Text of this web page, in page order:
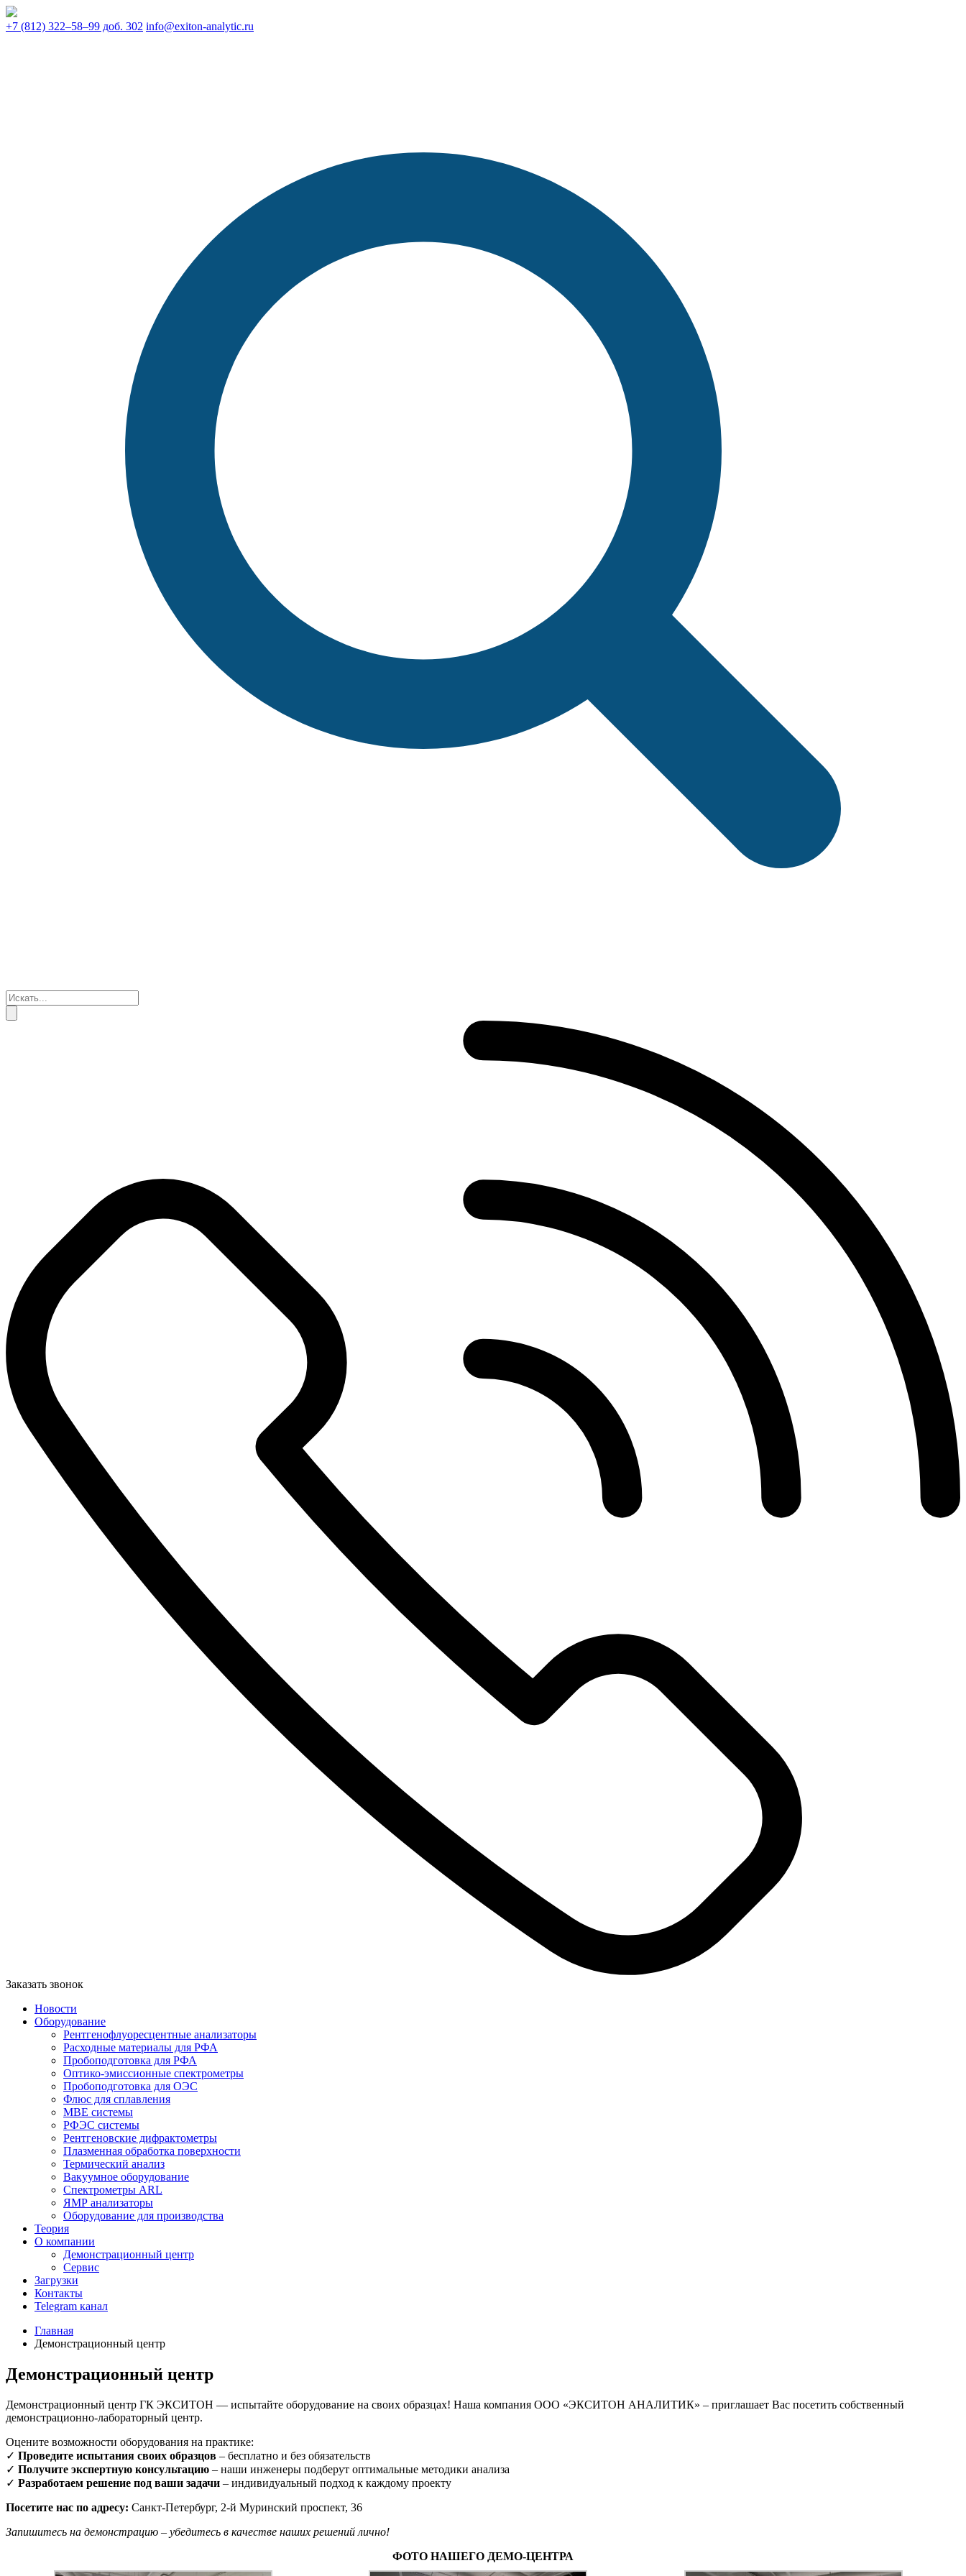
+7 (812) 322–58–99 доб. 302 info@exiton-analytic.ru
Заказать звонок
Новости
Оборудование
Рентгенофлуоресцентные анализаторы
Расходные материалы для РФА
Пробоподготовка для РФА
Оптико-эмиссионные спектрометры
Пробоподготовка для ОЭС
Флюс для сплавления
MBE системы
РФЭС системы
Рентгеновские дифрактометры
Плазменная обработка поверхности
Термический анализ
Вакуумное оборудование
Спектрометры ARL
ЯМР анализаторы
Оборудование для производства
Теория
О компании
Демонстрационный центр
Сервис
Загрузки
Контакты
Telegram канал
Главная
Демонстрационный центр
Демонстрационный центр
Демонстрационный центр ГК ЭКСИТОН — испытайте оборудование на своих образцах! Наша компания ООО «ЭКСИТОН АНАЛИТИК» – приглашает Вас посетить собственный
демонстрационно-лабораторный центр.
Оцените возможности оборудования на практике:
✓ Проведите испытания своих образцов – бесплатно и без обязательств
✓ Получите экспертную консультацию – наши инженеры подберут оптимальные методики анализа
✓ Разработаем решение под ваши задачи – индивидуальный подход к каждому проекту
Посетите нас по адресу: Санкт-Петербург, 2-й Муринский проспект, 36
Запишитесь на демонстрацию – убедитесь в качестве наших решений лично!
ФОТО НАШЕГО ДЕМО-ЦЕНТРА